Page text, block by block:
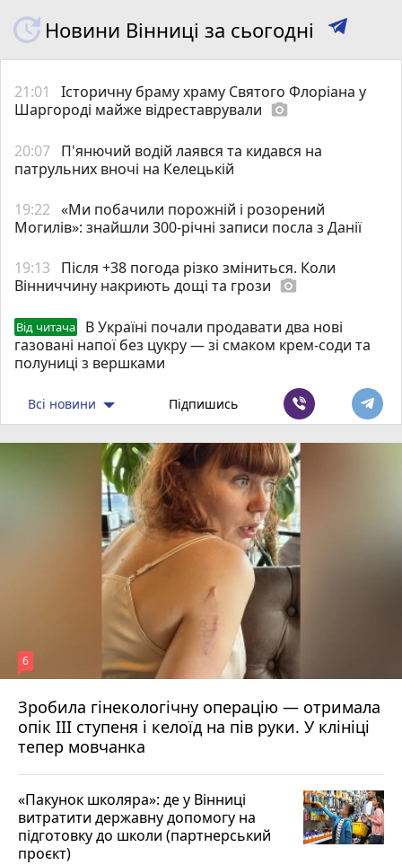
Новини Вінниці за сьогодні
21:01
Історичну браму храму Святого Флоріана у
Шаргороді майже відреставрували photo_camera
20:07 П'янючий водій лаявся та кидався на
патрульних вночі на Келецькій
19:22 «Ми побачили порожній і розорений
Могилів»: знайшли 300-річні записи посла з Данії
19:13
Після +38 погода різко зміниться. Коли
Вінниччину накриють дощі та грози photo_camera
Від читача
В Україні почали продавати два нові
газовані напої без цукру — зі смаком крем-соди та
полуниці з вершками
Всі новини Підпишись
Зробила гінекологічну операцію — отримала
опік ІІІ ступеня і келоїд на пів руки. У клініці
тепер мовчанка
6
«Пакунок школяра»: де у Вінниці
витратити державну допомогу на
підготовку до школи (партнерський
проєкт)